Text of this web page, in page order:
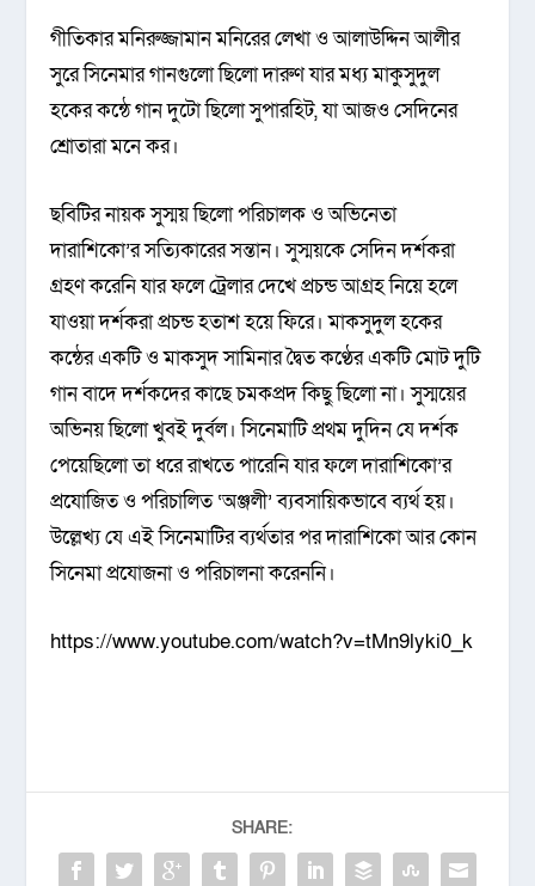
গীতিকার মনিরুজ্জামান মনিরের লেখা ও আলাউদ্দিন আলীর
সুরে সিনেমার গানগুলো ছিলো দারুণ যার মধ্য মাকুসুদুল
হকের কন্ঠে গান দুটো ছিলো সুপারহিট, যা আজও সেদিনের
শ্রোতারা মনে কর।
ছবিটির নায়ক সুস্ময় ছিলো পরিচালক ও অভিনেতা
দারাশিকো’র সত্যিকারের সন্তান। সুস্ময়কে সেদিন দর্শকরা
গ্রহণ করেনি যার ফলে ট্রেলার দেখে প্রচন্ড আগ্রহ নিয়ে হলে
যাওয়া দর্শকরা প্রচন্ড হতাশ হয়ে ফিরে। মাকসুদুল হকের
কন্ঠের একটি ও মাকসুদ সামিনার দ্বৈত কণ্ঠের একটি মোট দুটি
গান বাদে দর্শকদের কাছে চমকপ্রদ কিছু ছিলো না। সুস্ময়ের
অভিনয় ছিলো খুবই দুর্বল। সিনেমাটি প্রথম দুদিন যে দর্শক
পেয়েছিলো তা ধরে রাখতে পারেনি যার ফলে দারাশিকো’র
প্রযোজিত ও পরিচালিত ‘অঞ্জলী’ ব্যবসায়িকভাবে ব্যর্থ হয়।
উল্লেখ্য যে এই সিনেমাটির ব্যর্থতার পর দারাশিকো আর কোন
সিনেমা প্রযোজনা ও পরিচালনা করেননি।
https://www.youtube.com/watch?v=tMn9lyki0_k
SHARE: